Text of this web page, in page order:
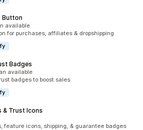
Button
18
available
for purchases, affiliates & dropshipping
Badges
151
available
badges to boost sales
& Trust Icons
38
feature icons, shipping, & guarantee badges